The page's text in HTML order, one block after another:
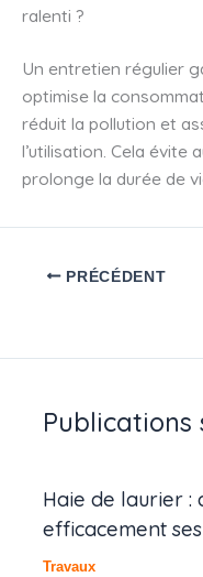
ralenti ?
Un entretien régulier
optimise la
réduit la pollution et
l’utilisation. Cela évite
prolonge la durée de
PRÉCÉDENT
Publications
Haie de laurier :
efficacement
Travaux